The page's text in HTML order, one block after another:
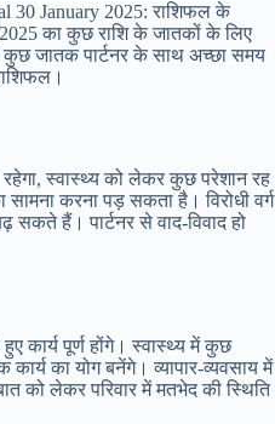
30 January 2025: राशिफल के
का कुछ राशि के जातकों के लिए
कुछ जातक पार्टनर के साथ अच्छा समय
स्वास्थ्य को लेकर कुछ परेशान रह
करना पड़ सकता है। विरोधी वर्ग
सकते हैं। पार्टनर से वाद-विवाद हो
कार्य पूर्ण होंगे। स्वास्थ्य में कुछ
कार्य का योग बनेंगे। व्यापार-व्यवसाय में
को लेकर परिवार में मतभेद की स्थिति